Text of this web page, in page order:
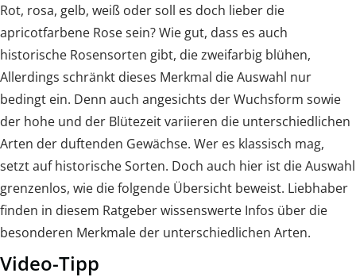
Rot, rosa, gelb, weiß oder soll es doch lieber die
apricotfarbene Rose sein? Wie gut, dass es auch
historische Rosensorten gibt, die zweifarbig blühen,
Allerdings schränkt dieses Merkmal die Auswahl nur
bedingt ein. Denn auch angesichts der Wuchsform sowie
der hohe und der Blütezeit variieren die unterschiedlichen
Arten der duftenden Gewächse. Wer es klassisch mag,
setzt auf historische Sorten. Doch auch hier ist die Auswahl
grenzenlos, wie die folgende Übersicht beweist. Liebhaber
finden in diesem Ratgeber wissenswerte Infos über die
besonderen Merkmale der unterschiedlichen Arten.
Video-Tipp